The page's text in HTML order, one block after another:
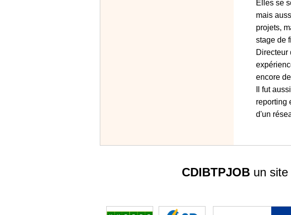
Elles se
mais
projets,
stage de
Directeur
encore
Il fut
reporting
d'un
CDIBTPJOBun site